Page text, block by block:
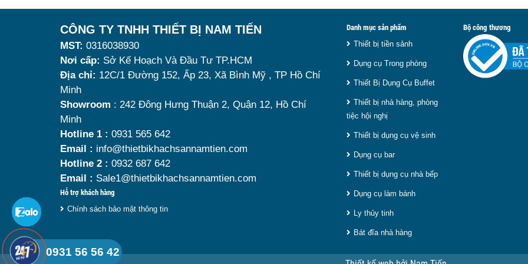
nguội, làm giảm hương vị món ăn và ảnh hưởng đến
trải nghiệm khách hàng. Vì vậy, việc chọn đúng sản
phẩm giữ nhiệt tốt, bền đẹp và phù hợp nhu cầu sử
dụng là vô cùng quan trọng. Dưới đây làtop 9 nồi hâm
Tuy
là loại
điện hay
trọng giúp
CÔNG TY TNHH THIẾT BỊ NAM TIẾN
MST: 0316038930
Nơi cấp: Sở Kế Hoạch Và Đầu Tư TP.HCM
Địa chỉ: 12C/1 Đường 152, Ấp 23, Xã Bình Mỹ , TP Hồ Chí
Minh
Showroom : 242 Đông Hưng Thuận 2, Quận 12, Hồ Chí
Minh
Hotline 1 : 0931 565 642
Email : info@thietbikhachsannamtien.com
Hotline 2 : 0932 687 642
Email : Sale1@thietbikhachsannamtien.com
Hỗ trợ khách hàng
Chính sách bảo mật thông tin
Danh mục sản phẩm
Thiết bị tiền sảnh
Dụng cụ Trong phòng
Thiết Bị Dụng Cụ Buffet
Thiết bị nhà hàng, phòng
tiệc hội nghị
Thiết bị dụng cụ vệ sinh
Dụng cụ bar
Thiết bị dụng cụ nhà bếp
Dụng cụ làm bánh
Ly thủy tinh
Bát đĩa nhà hàng
Bộ công thương
0931 56 56 42